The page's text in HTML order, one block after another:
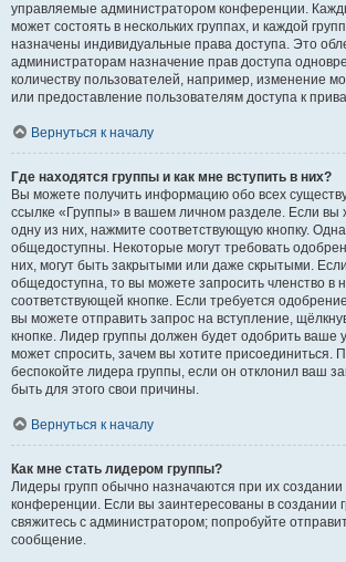
управляемые администратором конференции.
может состоять в нескольких группах, и каждой
назначены индивидуальные права доступа. Это
администраторам назначение прав доступа
количеству пользователей, например, изменение
или предоставление пользователям доступа к
Вернуться к началу
Где находятся группы и как мне вступить в них?
Вы можете получить информацию обо всех
ссылке «Группы» в вашем личном разделе. Если вы
одну из них, нажмите соответствующую кнопку.
общедоступны. Некоторые могут требовать
них, могут быть закрытыми или даже скрытыми.
общедоступна, то вы можете запросить членство в
соответствующей кнопке. Если требуется
вы можете отправить запрос на вступление,
кнопке. Лидер группы должен будет одобрить ваше
может спросить, зачем вы хотите присоединиться.
беспокойте лидера группы, если он отклонил ваш
быть для этого свои причины.
Вернуться к началу
Как мне стать лидером группы?
Лидеры групп обычно назначаются при их
конференции. Если вы заинтересованы в создании
свяжитесь с администратором; попробуйте
сообщение.